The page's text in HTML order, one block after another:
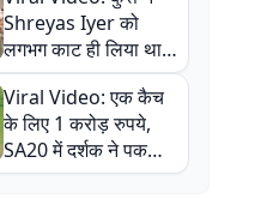
Shreyas Iyer को
लगभग काट ही लिया था,
न्यूजीलैंड सीरीज से पहले
बाल-बाल बचे
Viral Video: एक कैच
के लिए 1 करोड़ रुपये,
SA20 में दर्शक ने पकड़ा
एक हाथ से गजब का कैच